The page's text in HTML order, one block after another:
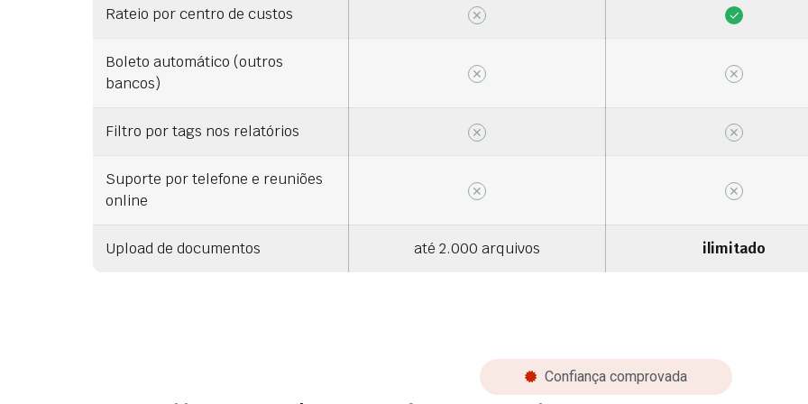
Rateio por centro de custos ✕ ✓
Boleto automático (outros
bancos)
✕ ✕
Filtro por tags nos relatórios ✕ ✕
Suporte por telefone e reuniões
online
✕ ✕
Upload de documentos até 2.000 arquivos ilimitado
Confiança comprovada